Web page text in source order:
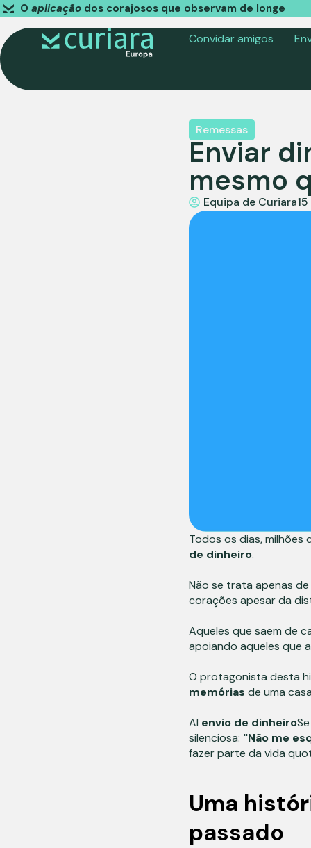
O aplicaçãodos corajosos que observam de longe
Convidar amigos
Remessas
Enviar
mesmo
Equipa de Curiara
Todos os dias,
de dinheiro.
Não se trata apenas
corações apesar da
Aqueles que saem de
apoiando aqueles que
O protagonista desta
memórias de uma
Al envio de dinheiro
silenciosa: "Não me
fazer parte da vida
Uma
passado